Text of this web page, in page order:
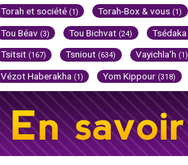
Torah et société (1) Torah-Box & vous (1)
Tou Béav (3) Tou Bichvat (24) Tsédaka
Tsitsit (167) Tsniout (634) Vayichla'h (1)
Vézot Haberakha (1) Yom Kippour (318)